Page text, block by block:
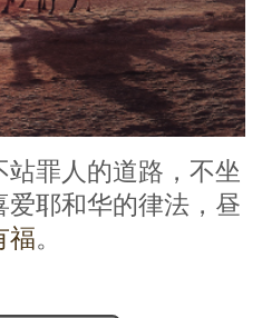
罪人的道路，不坐
耶和华的律法，昼
福。